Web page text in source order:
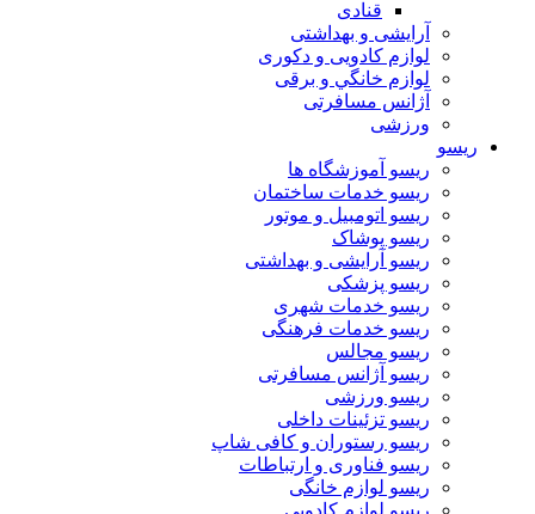
قنادی
آرایشی و بهداشتی
لوازم کادویی و دکوری
لوازم خانگي و برقی
آژانس مسافرتی
ورزشی
ریسو
ریسو آموزشگاه ها
ریسو خدمات ساختمان
ریسو اتومبیل و موتور
ریسو پوشاک
ریسو آرایشی و بهداشتی
ریسو پزشکی
ریسو خدمات شهری
ریسو خدمات فرهنگی
ریسو مجالس
ریسو آژانس مسافرتی
ریسو ورزشی
ریسو تزئینات داخلی
ریسو رستوران و کافی شاپ
ریسو فناوری و ارتباطات
ریسو لوازم خانگی
ریسو لوازم کادویی